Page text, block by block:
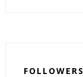
FOLLOWERS